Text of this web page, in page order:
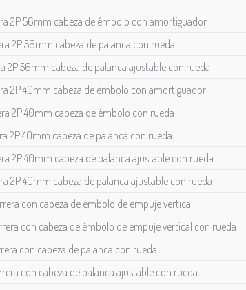
2P 56mm cabeza de émbolo con amortiguador
2P 56mm cabeza de palanca con rueda
2P 56mm cabeza de palanca ajustable con rueda
2P 40mm cabeza de émbolo con amortiguador
2P 40mm cabeza de émbolo con rueda
2P 40mm cabeza de palanca con rueda
2P 40mm cabeza de palanca ajustable con rueda
2P 40mm cabeza de palanca ajustable con rueda
con cabeza de émbolo de empuje vertical
con cabeza de émbolo de empuje vertical con rueda
con cabeza de palanca con rueda
con cabeza de palanca ajustable con rueda